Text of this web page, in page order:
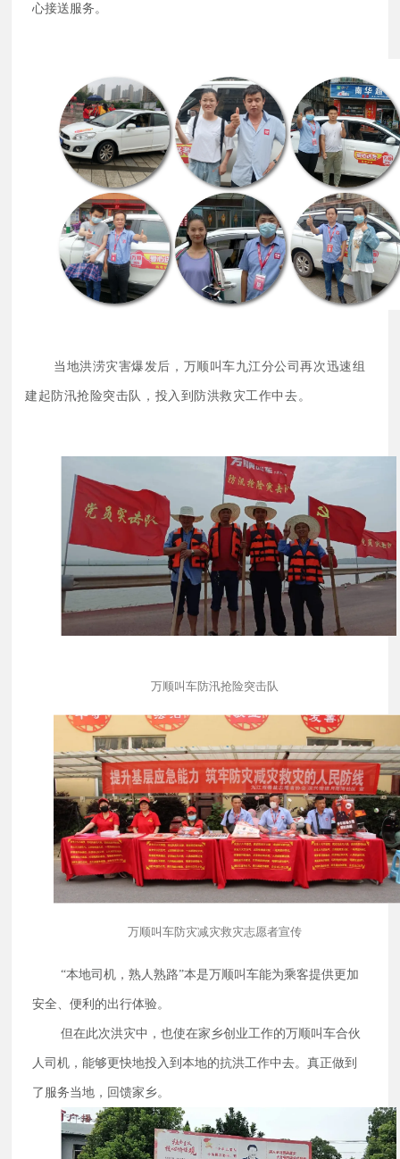
心接送服务。
当地洪涝灾害爆发后，万顺叫车九江分公司再次迅速组
建起防汛抢险突击队，投入到防洪救灾工作中去。
万顺叫车防汛抢险突击队
万顺叫车防灾减灾救灾志愿者宣传
“本地司机，熟人熟路”本是万顺叫车能为乘客提供更加
安全、便利的出行体验。
但在此次洪灾中，也使在家乡创业工作的万顺叫车合伙
人司机，能够更快地投入到本地的抗洪工作中去。真正做到
了服务当地，回馈家乡。